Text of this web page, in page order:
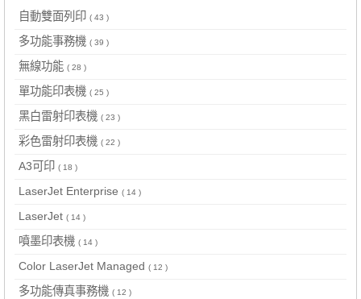
自動雙面列印 ( 43 )
多功能事務機 ( 39 )
無線功能 ( 28 )
單功能印表機 ( 25 )
黑白雷射印表機 ( 23 )
彩色雷射印表機 ( 22 )
A3可印 ( 18 )
LaserJet Enterprise ( 14 )
LaserJet ( 14 )
噴墨印表機 ( 14 )
Color LaserJet Managed ( 12 )
多功能傳真事務機 ( 12 )